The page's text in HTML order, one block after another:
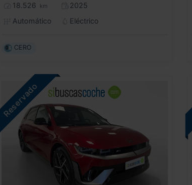
18.526 km
2025
Automático
Eléctrico
CERO